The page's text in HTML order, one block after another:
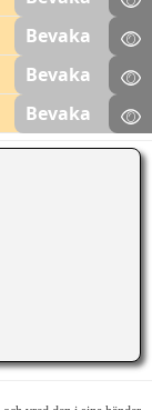
Bevaka
Bevaka
Bevaka